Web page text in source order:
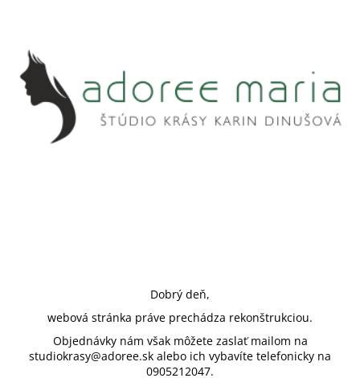
Dobrý deň,
webová stránka práve prechádza rekonštrukciou.
Objednávky nám však môžete zaslať mailom na
studiokrasy@adoree.sk alebo ich vybavíte telefonicky na
0905212047.